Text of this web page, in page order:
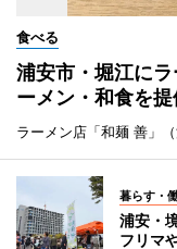
食べる
浦安市・堀江に
ーメン・和食を提
ラーメン店「和麺 善」
暮らす・
浦安・
フリマ